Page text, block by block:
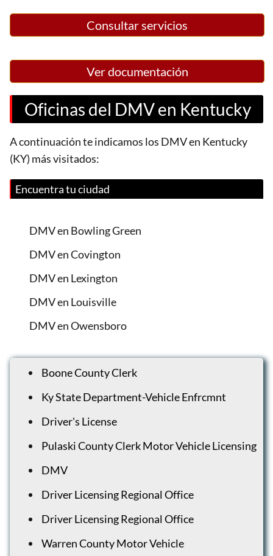
Consultar servicios
Ver documentación
Oficinas del DMV en Kentucky
A continuación te indicamos los DMV en Kentucky
(KY) más visitados:
Encuentra tu ciudad
DMV en Bowling Green
DMV en Covington
DMV en Lexington
DMV en Louisville
DMV en Owensboro
Boone County Clerk
Ky State Department-Vehicle Enfrcmnt
Driver's License
Pulaski County Clerk Motor Vehicle Licensing
DMV
Driver Licensing Regional Office
Driver Licensing Regional Office
Warren County Motor Vehicle